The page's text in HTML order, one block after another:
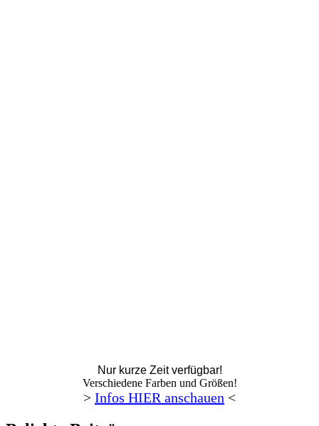
Nur kurze Zeit verfügbar!
Verschiedene Farben und Größen!
> Infos HIER anschauen <